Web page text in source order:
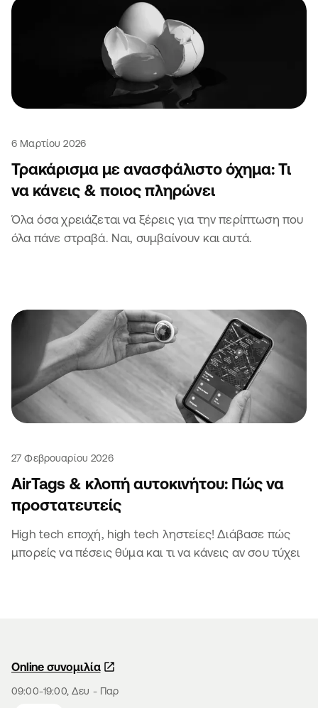
6 Μαρτίου 2026
Τρακάρισμα με ανασφάλιστο όχημα: Τι
να κάνεις & ποιος πληρώνει
Όλα όσα χρειάζεται να ξέρεις για την περίπτωση που
όλα πάνε στραβά. Ναι, συμβαίνουν και αυτά.
27 Φεβρουαρίου 2026
AirTags & κλοπή αυτοκινήτου: Πώς να
προστατευτείς
High tech εποχή, high tech ληστείες! Διάβασε πώς
μπορείς να πέσεις θύμα και τι να κάνεις αν σου τύχει
Online συνομιλία
09:00-19:00, Δευ - Παρ